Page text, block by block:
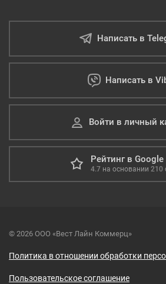
Написать в
Написать в
Войти в личный
Рейтинг в Google
4.7 на основании 210
© 2026 ООО «Вест Лайн Коммерц»
Политика в отношении обработки
Пользовательское соглашение